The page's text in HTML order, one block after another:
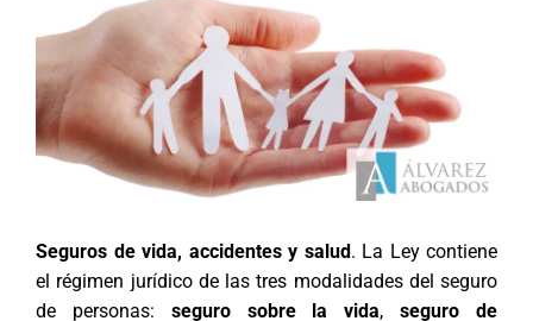
Seguros de vida, accidentes y salud. La Ley contiene
el régimen jurídico de las tres modalidades del seguro
de personas: seguro sobre la vida,seguro de